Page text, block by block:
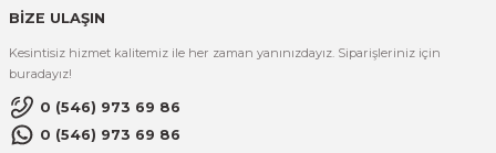
BİZE ULAŞIN
Kesintisiz hizmet kalitemiz ile her zaman yanınızdayız. Siparişleriniz için
buradayız!
0 (546) 973 69 86
0 (546) 973 69 86